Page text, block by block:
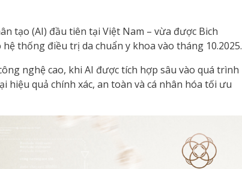
tạo (AI) đầu tiên tại Việt Nam – vừa được Bich
thống điều trị da chuẩn y khoa vào tháng 10.2025.
nghệ cao, khi AI được tích hợp sâu vào quá trình
hiệu quả chính xác, an toàn và cá nhân hóa tối ưu